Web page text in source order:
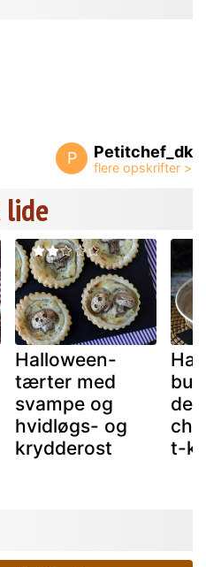
P Petitchef_dk
lide
Halloween-
tærter med
svampe og
hvidløgs- og
krydderost
t-